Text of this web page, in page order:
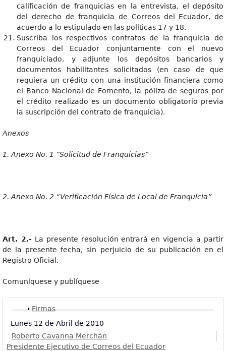
calificación de franquicias en la entrevista, el depósito
del derecho de franquicia de Correos del Ecuador, de
acuerdo a lo estipulado en las políticas 17 y 18.
Suscriba los respectivos contratos de la franquicia de
Correos del Ecuador conjuntamente con el nuevo
franquiciado, y adjunte los depósitos bancarios y
documentos habilitantes solicitados (en caso de que
requiera un crédito con una institución financiera como
el Banco Nacional de Fomento, la póliza de seguros por
el crédito realizado es un documento obligatorio previa
la suscripción del contrato de franquicia).
Anexos
1. Anexo No. 1 “Solicitud de Franquicias”
2. Anexo No. 2 “Verificación Física de Local de Franquicia”
Art. 2.- La presente resolución entrará en vigencia a partir
de la presente fecha, sin perjuicio de su publicación en el
Registro Oficial.
Comuníquese y publíquese
Mostrar
Firmas
Lunes 12 de Abril de 2010
Roberto Cavanna Merchán
Presidente Ejecutivo de Correos del Ecuador